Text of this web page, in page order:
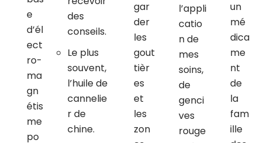
e
d’él
ect
ro-
ma
gn
étis
me
po
des
conseils.
Le plus
souvent,
l’huile de
cannelie
r de
chine.
gar
der
les
gout
tièr
es
et
les
zon
l’appli
catio
n de
mes
soins,
de
genci
ves
rouge
un
mé
dica
me
nt
de
la
fam
ille